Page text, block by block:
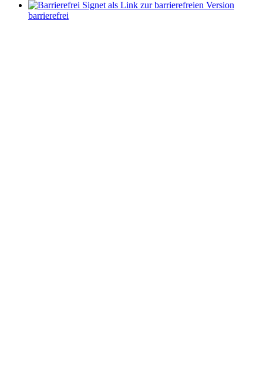
barrierefrei